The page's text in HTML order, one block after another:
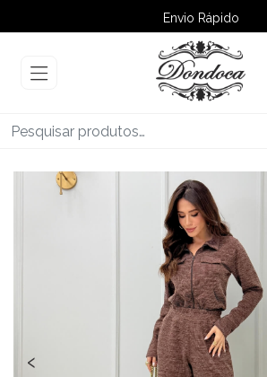
Envio Rápido
➚ Ofertas– Até 60%
‹